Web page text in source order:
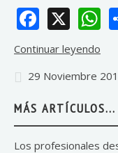
X
Continuar leyendo
29 Noviembre
MÁS ARTÍCULOS...
Los profesionales